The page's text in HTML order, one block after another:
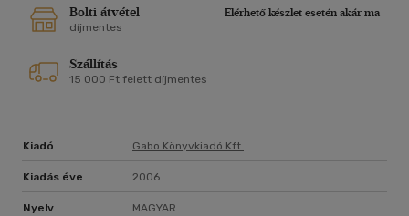
Bolti átvétel
Elérhető készlet esetén akár ma
díjmentes
Szállítás
15 000 Ft felett díjmentes
Kiadó Gabo Könyvkiadó Kft.
Kiadás éve 2006
Nyelv MAGYAR